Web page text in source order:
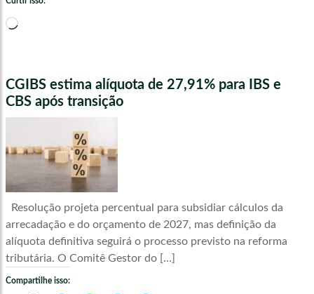
Carregando...
CGIBS estima alíquota de 27,91% para IBS e
CBS após transição
Resolução projeta percentual para subsidiar cálculos da
arrecadação e do orçamento de 2027, mas definição da
alíquota definitiva seguirá o processo previsto na reforma
tributária. O Comitê Gestor do […]
Compartilhe isso: